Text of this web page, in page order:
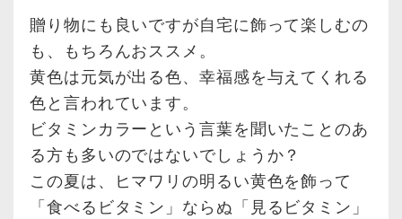
贈り物にも良いですが自宅に飾って楽しむの
も、もちろんおススメ。
黄色は元気が出る色、幸福感を与えてくれる
色と言われています。
ビタミンカラーという言葉を聞いたことのあ
る方も多いのではないでしょうか？
この夏は、ヒマワリの明るい黄色を飾って
「食べるビタミン」ならぬ「見るビタミン」